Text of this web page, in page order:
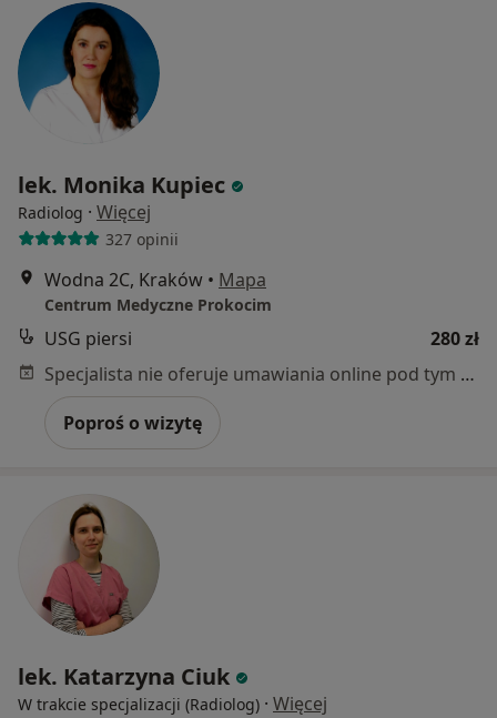
lek. Monika Kupiec
Radiolog · Więcej
327 opinii
Wodna 2C, Kraków • Mapa
Centrum Medyczne Prokocim
USG piersi
280 zł
Specjalista nie oferuje umawiania online pod tym adresem.
Poproś o wizytę
lek. Katarzyna Ciuk
W trakcie specjalizacji (Radiolog) · Więcej